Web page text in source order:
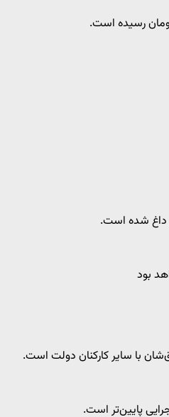
شده است.
بود
با سایر کارکنان دولت است.
پایین‌تر است.